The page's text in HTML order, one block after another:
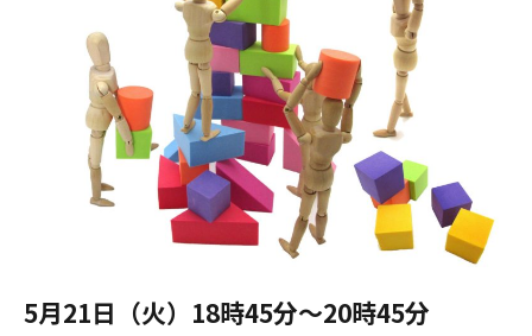
5月21日（火）18時45分〜20時45分